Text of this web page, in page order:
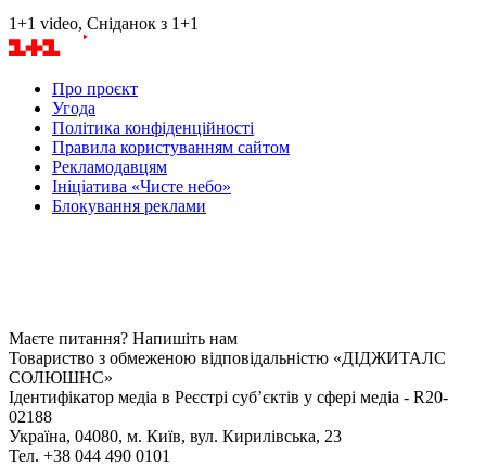
Концерти, 1+1
Майже колишні